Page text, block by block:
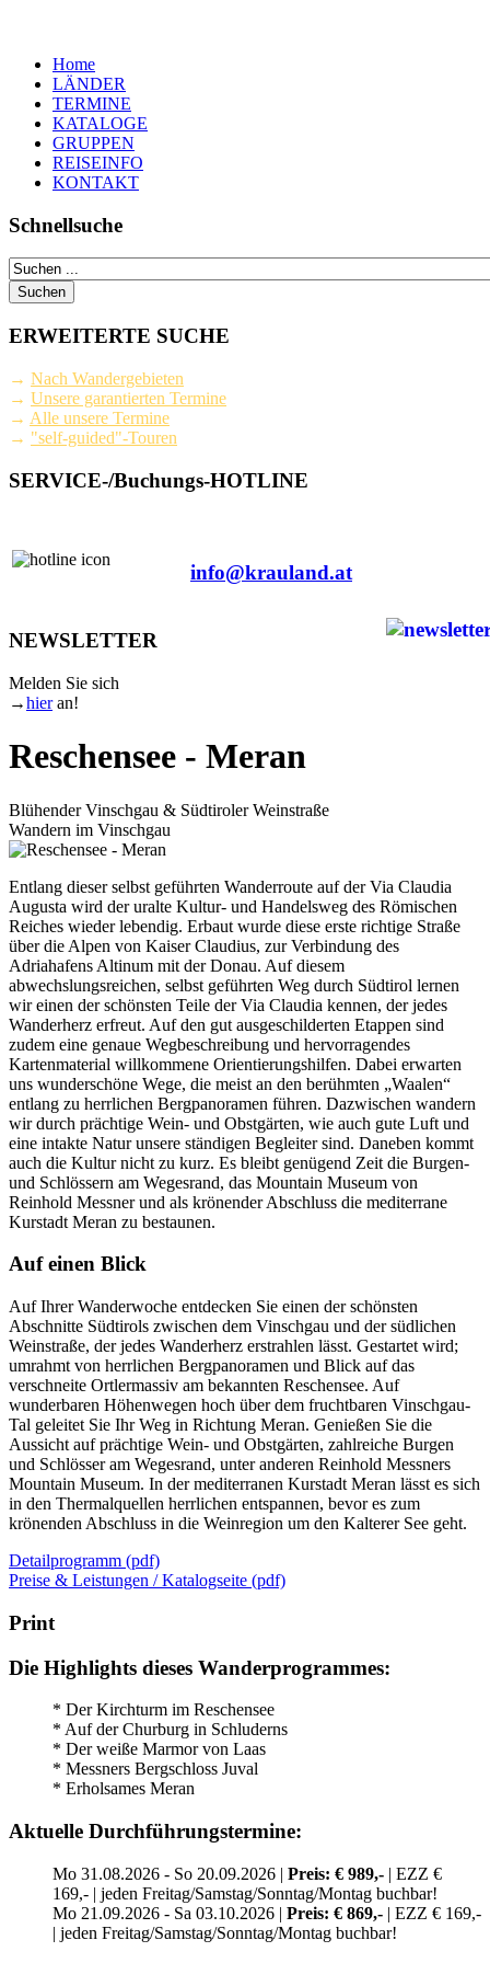
Home
LÄNDER
TERMINE
KATALOGE
GRUPPEN
REISEINFO
KONTAKT
Schnellsuche
ERWEITERTE SUCHE
→ Nach Wandergebieten
→ Unsere garantierten Termine
→ Alle unsere Termine
→ "self-guided"-Touren
SERVICE-/Buchungs-HOTLINE
info@krauland.at
NEWSLETTER
Melden Sie sich
→hieran!
Reschensee - Meran
Blühender Vinschgau & Südtiroler Weinstraße
Wandern im Vinschgau
Entlang dieser selbst geführten Wanderroute auf der Via Claudia
Augusta wird der uralte Kultur- und Handelsweg des Römischen
Reiches wieder lebendig. Erbaut wurde diese erste richtige Straße
über die Alpen von Kaiser Claudius, zur Verbindung des
Adriahafens Altinum mit der Donau. Auf diesem
abwechslungsreichen, selbst geführten Weg durch Südtirol lernen
wir einen der schönsten Teile der Via Claudia kennen, der jedes
Wanderherz erfreut. Auf den gut ausgeschilderten Etappen sind
zudem eine genaue Wegbeschreibung und hervorragendes
Kartenmaterial willkommene Orientierungshilfen. Dabei erwarten
uns wunderschöne Wege, die meist an den berühmten „Waalen“
entlang zu herrlichen Bergpanoramen führen. Dazwischen wandern
wir durch prächtige Wein- und Obstgärten, wie auch gute Luft und
eine intakte Natur unsere ständigen Begleiter sind. Daneben kommt
auch die Kultur nicht zu kurz. Es bleibt genügend Zeit die Burgen-
und Schlössern am Wegesrand, das Mountain Museum von
Reinhold Messner und als krönender Abschluss die mediterrane
Kurstadt Meran zu bestaunen.
Auf einen Blick
Auf Ihrer Wanderwoche entdecken Sie einen der schönsten
Abschnitte Südtirols zwischen dem Vinschgau und der südlichen
Weinstraße, der jedes Wanderherz erstrahlen lässt. Gestartet wird;
umrahmt von herrlichen Bergpanoramen und Blick auf das
verschneite Ortlermassiv am bekannten Reschensee. Auf
wunderbaren Höhenwegen hoch über dem fruchtbaren Vinschgau-
Tal geleitet Sie Ihr Weg in Richtung Meran. Genießen Sie die
Aussicht auf prächtige Wein- und Obstgärten, zahlreiche Burgen
und Schlösser am Wegesrand, unter anderen Reinhold Messners
Mountain Museum. In der mediterranen Kurstadt Meran lässt es sich
in den Thermalquellen herrlichen entspannen, bevor es zum
krönenden Abschluss in die Weinregion um den Kalterer See geht.
Detailprogramm (pdf)
Preise & Leistungen / Katalogseite (pdf)
Print
Die Highlights dieses Wanderprogrammes:
* Der Kirchturm im Reschensee
* Auf der Churburg in Schluderns
* Der weiße Marmor von Laas
* Messners Bergschloss Juval
* Erholsames Meran
Aktuelle Durchführungstermine:
Mo 31.08.2026 - So 20.09.2026 | Preis: € 989,- | EZZ €
169,- | jeden Freitag/Samstag/Sonntag/Montag buchbar!
Mo 21.09.2026 - Sa 03.10.2026 | Preis: € 869,- | EZZ € 169,-
| jeden Freitag/Samstag/Sonntag/Montag buchbar!